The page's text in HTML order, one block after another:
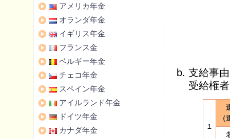
支給事
受給権
１
アメリカ年金
オランダ年金
イギリス年金
フランス金
ベルギー年金
チェコ年金
スペイン年金
アイルランド年金
ドイツ年金
カナダ年金